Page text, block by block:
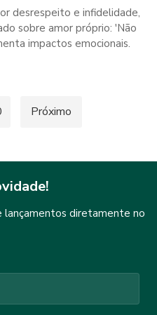
desrespeito e infidelidade,
sobre amor próprio: 'Não
impactos emocionais.
Próximo
lançamentos diretamente no